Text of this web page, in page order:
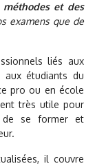
et des
examens que de
liés aux
aux étudiants du
pro ou en école
très utile pour
de se former et
il couvre